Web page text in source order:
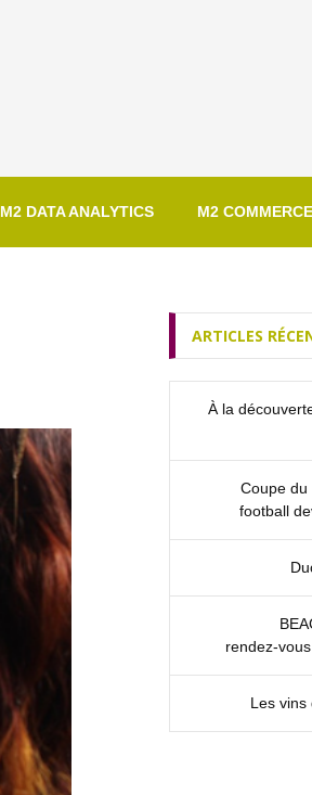
M2 DATA ANALYTICS M2
ARTICLES
À la
Coupe du
football
Les vins